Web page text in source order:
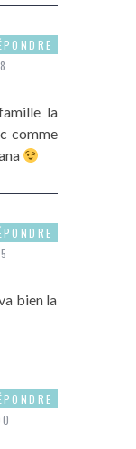
la
comme
bien la